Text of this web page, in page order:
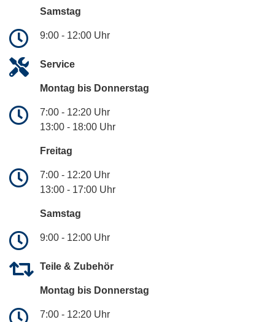
Samstag
9:00 - 12:00 Uhr
Service
Montag bis Donnerstag
7:00 - 12:20 Uhr
13:00 - 18:00 Uhr
Freitag
7:00 - 12:20 Uhr
13:00 - 17:00 Uhr
Samstag
9:00 - 12:00 Uhr
Teile & Zubehör
Montag bis Donnerstag
7:00 - 12:20 Uhr